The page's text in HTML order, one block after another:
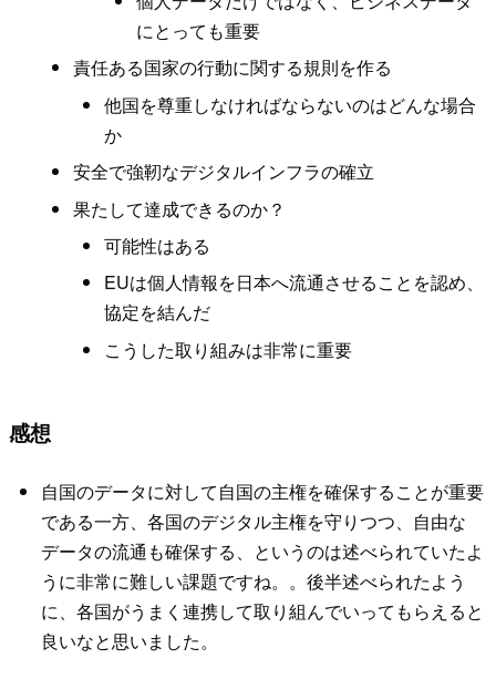
にとっても重要
責任ある国家の行動に関する規則を作る
他国を尊重しなければならないのはどんな場合
か
安全で強靭なデジタルインフラの確立
果たして達成できるのか？
可能性はある
EUは個人情報を日本へ流通させることを認め、
協定を結んだ
こうした取り組みは非常に重要
感想
自国のデータに対して自国の主権を確保することが重要
である一方、各国のデジタル主権を守りつつ、自由な
データの流通も確保する、というのは述べられていたよ
うに非常に難しい課題ですね。。後半述べられたよう
に、各国がうまく連携して取り組んでいってもらえると
良いなと思いました。